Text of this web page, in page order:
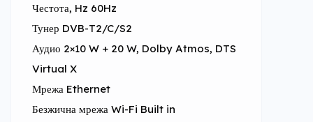
Честота, Hz 60Hz
Тунер DVB-T2/C/S2
Аудио 2×10 W + 20 W, Dolby Atmos, DTS
Virtual X
Мрежа Ethernet
Безжична мрежа Wi-Fi Built in